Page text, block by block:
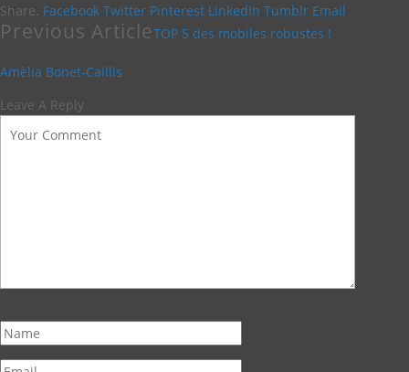
Share. Facebook Twitter Pinterest LinkedIn Tumblr Email
Previous ArticleTOP 5 des mobiles robustes !
Amèlia Bonet-Caillis
Leave A Reply